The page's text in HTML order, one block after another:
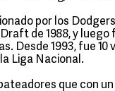
por los
de 1988, y luego
Desde 1993, fue 10
Liga Nacional.
que con